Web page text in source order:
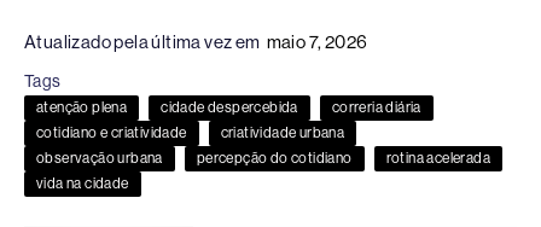
c
e
b
o
o
k
e
a
d
s
e
dI
n
sk
y
at
s
A
p
p
p
y
Li
n
k
Atualizado pela última vez em maio 7, 2026
Tags
atenção plena cidade despercebida
correria diária
cotidiano e criatividade
criatividade urbana
observação urbana
percepção do cotidiano
rotina acelerada
vida na cidade